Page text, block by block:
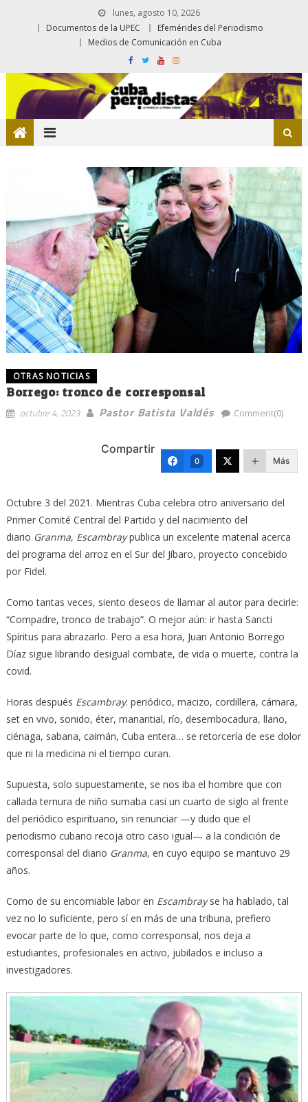
lunes, agosto 10, 2026
Documentos de la UPEC
Efemérides del Periodismo
Medios de Comunicación en Cuba
OTRAS NOTICIAS
Borrego: tronco de corresponsal
octubre 4, 2023 Pastor Batista Valdés Comment(0)
Compartir
0 Más
Octubre 3 del 2021. Mientras Cuba celebra otro aniversario del
Primer Comité Central del Partido y del nacimiento del
diario Granma, Escambraypublica un excelente material acerca
del programa del arroz en el Sur del Jíbaro, proyecto concebido
por Fidel.
Como tantas veces, siento deseos de llamar al autor para decirle:
“Compadre, tronco de trabajo”. O mejor aún: ir hasta Sancti
Spíritus para abrazarlo. Pero a esa hora, Juan Antonio Borrego
Díaz sigue librando desigual combate, de vida o muerte, contra la
covid.
Horas después Escambray: periódico, macizo, cordillera, cámara,
set en vivo, sonido, éter, manantial, río, desembocadura, llano,
ciénaga, sabana, caimán, Cuba entera… se retorcería de ese dolor
que ni la medicina ni el tiempo curan.
Supuesta, solo supuestamente, se nos iba el hombre que con
callada ternura de niño sumaba casi un cuarto de siglo al frente
del periódico espirituano, sin renunciar —y dudo que el
periodismo cubano recoja otro caso igual— a la condición de
corresponsal del diario Granma, en cuyo equipo se mantuvo 29
años.
Como de su encomiable labor en Escambrayse ha hablado, tal
vez no lo suficiente, pero sí en más de una tribuna, prefiero
evocar parte de lo que, como corresponsal, nos deja a
estudiantes, profesionales en activo, jubilados e incluso a
investigadores.